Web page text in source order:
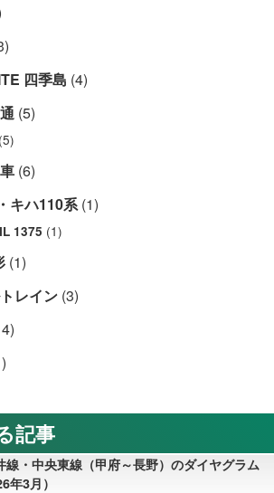
四季島 (4)
(5)
(5)
(6)
キハ110系 (1)
1375 (1)
(1)
レイン (3)
記事
線・中央東線（甲府～長野）のダイヤグラム
年3月）